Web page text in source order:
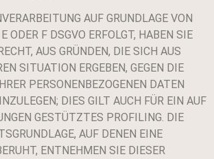
AUF GRUNDLAGE VON
ODER F DSGVO ERFOLGT, HABEN SIE
AUS GRÜNDEN, DIE SICH AUS
SITUATION ERGEBEN, GEGEN DIE
PERSONENBEZOGENEN DATEN
DIES GILT AUCH FÜR EIN AUF
GESTÜTZTES PROFILING. DIE
AUF DENEN EINE
ENTNEHMEN SIE DIESER